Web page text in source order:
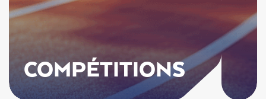
COMPÉTITIONS